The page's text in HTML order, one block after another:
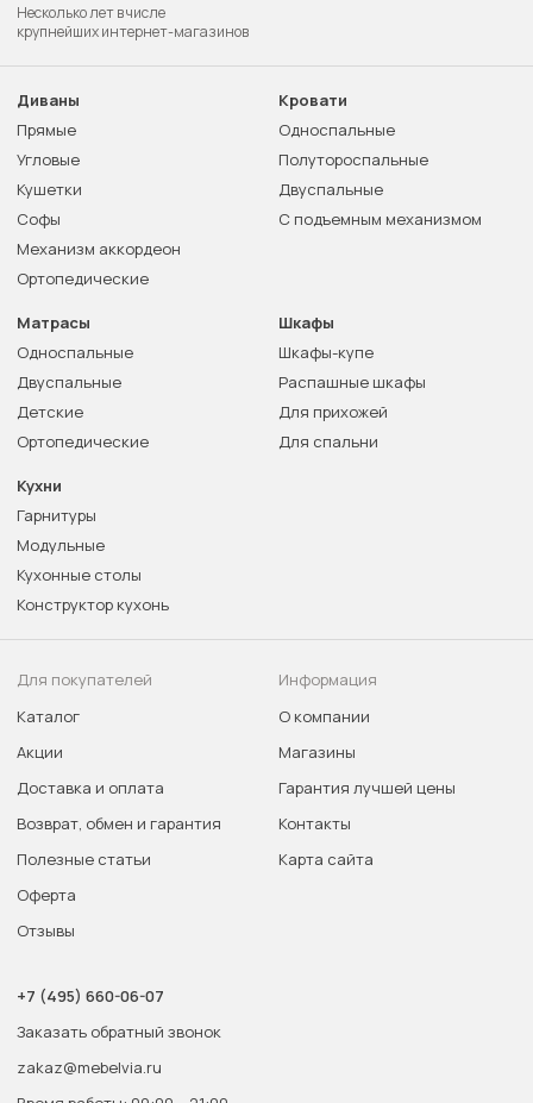
Несколько лет в числе
крупнейших интернет-магазинов
Диваны
Прямые
Угловые
Кушетки
Софы
Механизм аккордеон
Ортопедические
Кровати
Односпальные
Полутороспальные
Двуспальные
С подъемным механизмом
Матрасы
Односпальные
Двуспальные
Детские
Ортопедические
Шкафы
Шкафы-купе
Распашные шкафы
Для прихожей
Для спальни
Кухни
Гарнитуры
Модульные
Кухонные столы
Конструктор кухонь
Для покупателей
Каталог
Акции
Доставка и оплата
Возврат, обмен и гарантия
Полезные статьи
Оферта
Отзывы
Информация
О компании
Магазины
Гарантия лучшей цены
Контакты
Карта сайта
+7 (495) 660-06-07
Заказать обратный звонок
zakaz@mebelvia.ru